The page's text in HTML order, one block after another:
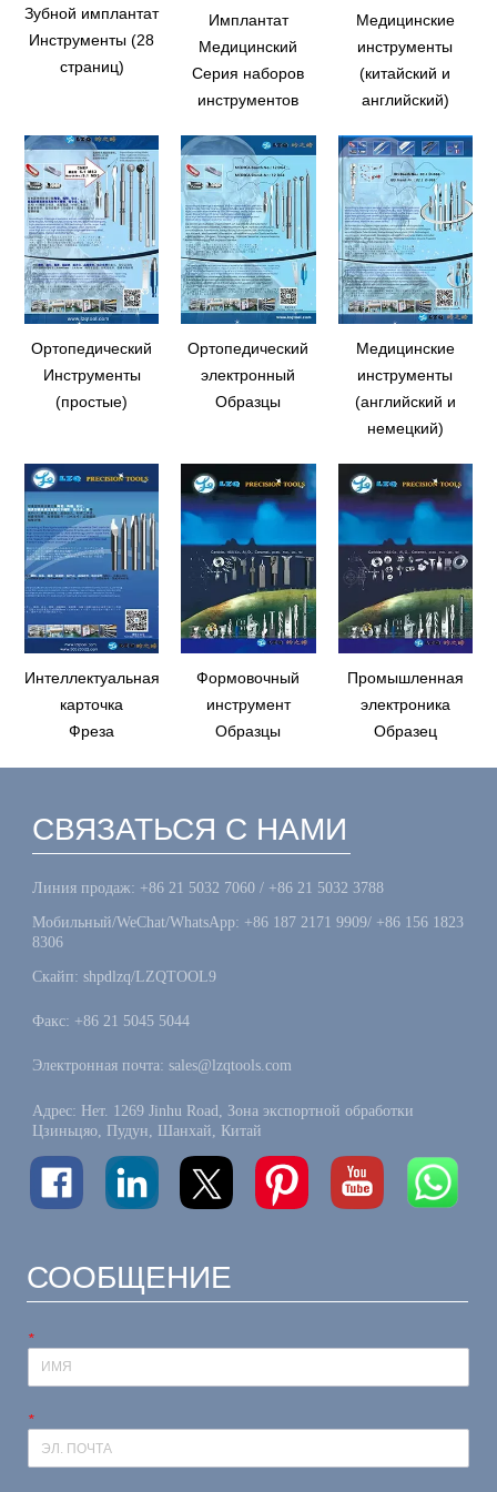
Зубной имплантат
Инструменты (28
страниц)
Имплантат
Медицинский
Серия наборов
инструментов
Медицинские
инструменты
(китайский и
английский)
Ортопедический
Инструменты
(простые)
Ортопедический
электронный
Образцы
Медицинские
инструменты
(английский и
немецкий)
Интеллектуальная
карточка
Фреза
Формовочный
инструмент
Образцы
Промышленная
электроника
Образец
СВЯЗАТЬСЯ С НАМИ
Линия продаж: +86 21 5032 7060 / +86 21 5032 3788
Мобильный/WeChat/WhatsApp: +86 187 2171 9909/ +86 156 1823
8306
Скайп: shpdlzq/LZQTOOL9
Факс: +86 21 5045 5044
Электронная почта: sales@lzqtools.com
Адрес: Нет. 1269 Jinhu Road, Зона экспортной обработки
Цзиньцяо, Пудун, Шанхай, Китай
СООБЩЕНИЕ
*
*